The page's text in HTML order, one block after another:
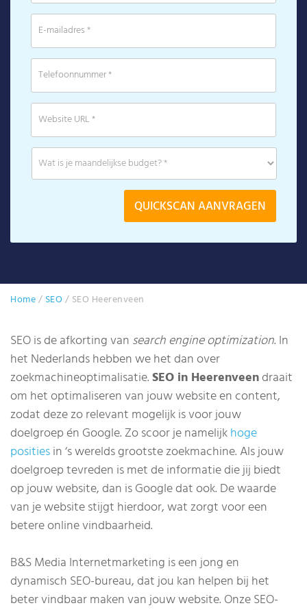
Home/ SEO/ SEO Heerenveen
SEO is de afkorting van search engine optimization. In
het Nederlands hebben we het dan over
zoekmachineoptimalisatie.SEO in Heerenveendraait
om het optimaliseren van jouw website en content,
zodat deze zo relevant mogelijk is voor jouw
doelgroep én Google. Zo scoor je namelijkhoge
positiesin ‘s werelds grootste zoekmachine. Als jouw
doelgroep tevreden is met de informatie die jij biedt
op jouw website, dan is Google dat ook. De waarde
van je website stijgt hierdoor, wat zorgt voor een
betere online vindbaarheid.
B&S Media Internetmarketing is een jong en
dynamisch SEO-bureau, dat jou kan helpen bij het
beter vindbaar maken van jouw website. Onze SEO-